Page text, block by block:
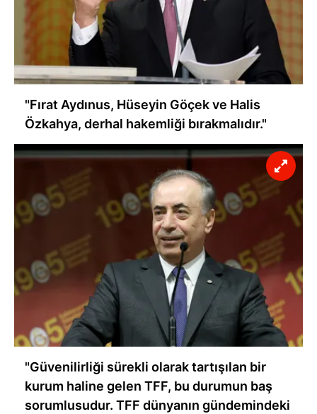
"Fırat Aydınus, Hüseyin Göçek ve Halis
Özkahya, derhal hakemliği bırakmalıdır."
"Güvenilirliği sürekli olarak tartışılan bir
kurum haline gelen TFF, bu durumun baş
sorumlusudur. TFF dünyanın gündemindeki